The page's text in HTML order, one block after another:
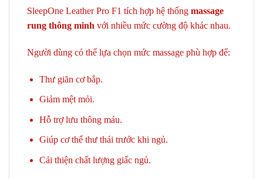
SleepOne Leather Pro F1 tích hợp hệ thống massage
rung thông minh với nhiều mức cường độ khác nhau.
Người dùng có thể lựa chọn mức massage phù hợp để:
Thư giãn cơ bắp.
Giảm mệt mỏi.
Hỗ trợ lưu thông máu.
Giúp cơ thể thư thái trước khi ngủ.
Cải thiện chất lượng giấc ngủ.